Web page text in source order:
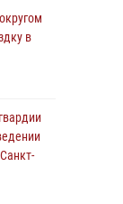
по
к
в